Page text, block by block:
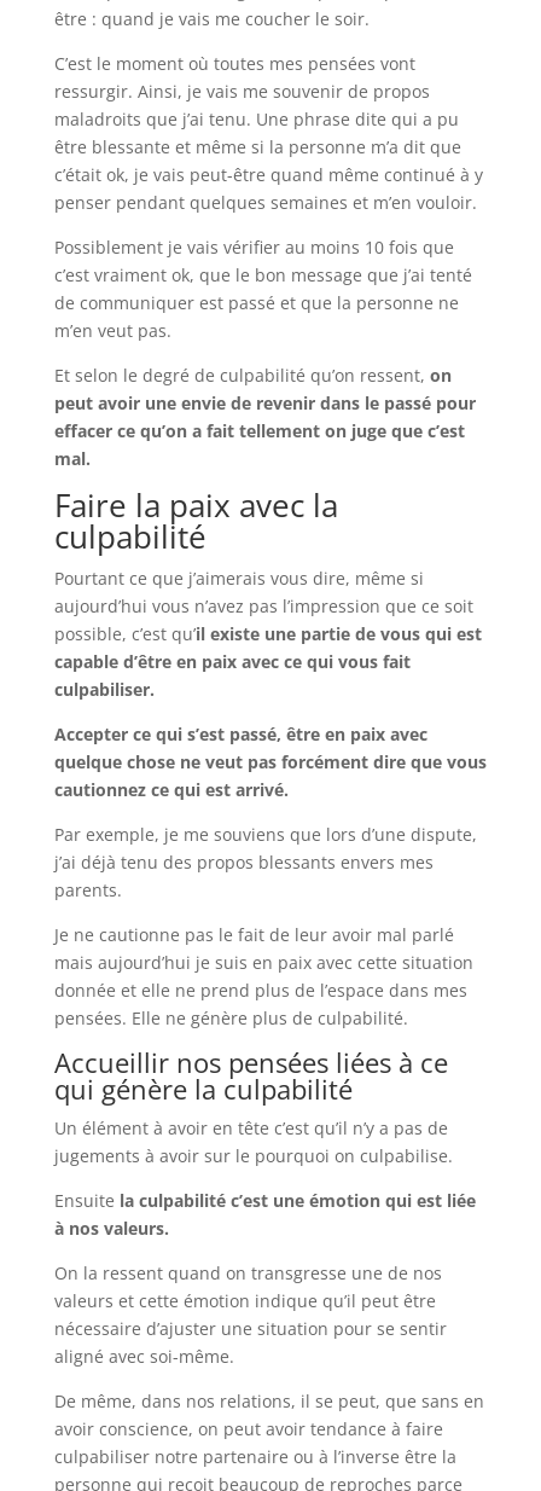
être : quand je vais me coucher le soir.
C’est le moment où toutes mes pensées vont
ressurgir. Ainsi, je vais me souvenir de propos
maladroits que j’ai tenu. Une phrase dite qui a pu
être blessante et même si la personne m’a dit que
c’était ok, je vais peut-être quand même continué à y
penser pendant quelques semaines et m’en vouloir.
Possiblement je vais vérifier au moins 10 fois que
c’est vraiment ok, que le bon message que j’ai tenté
de communiquer est passé et que la personne ne
m’en veut pas.
Et selon le degré de culpabilité qu’on ressent, on
peut avoir une envie de revenir dans le passé pour
effacer ce qu’on a fait tellement on juge que c’est
mal.
Faire la paix avec la
culpabilité
Pourtant ce que j’aimerais vous dire, même si
aujourd’hui vous n’avez pas l’impression que ce soit
possible, c’est qu’il existe une partie de vous qui est
capable d’être en paix avec ce qui vous fait
culpabiliser.
Accepter ce qui s’est passé, être en paix avec
quelque chose ne veut pas forcément dire que vous
cautionnez ce qui est arrivé.
Par exemple, je me souviens que lors d’une dispute,
j’ai déjà tenu des propos blessants envers mes
parents.
Je ne cautionne pas le fait de leur avoir mal parlé
mais aujourd’hui je suis en paix avec cette situation
donnée et elle ne prend plus de l’espace dans mes
pensées. Elle ne génère plus de culpabilité.
Accueillir nos pensées liées à ce
qui génère la culpabilité
Un élément à avoir en tête c’est qu’il n’y a pas de
jugements à avoir sur le pourquoi on culpabilise.
Ensuite la culpabilité c’est une émotion qui est liée
à nos valeurs.
On la ressent quand on transgresse une de nos
valeurs et cette émotion indique qu’il peut être
nécessaire d’ajuster une situation pour se sentir
aligné avec soi-même.
De même, dans nos relations, il se peut, que sans en
avoir conscience, on peut avoir tendance à faire
culpabiliser notre partenaire ou à l’inverse être la
personne qui reçoit beaucoup de reproches parce